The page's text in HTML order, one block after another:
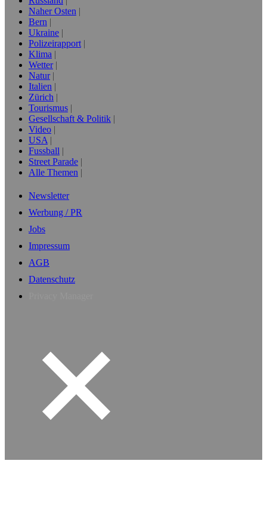
Naher Osten
Bern
Ukraine
Polizeirapport
Klima
Wetter
Natur
Italien
Zürich
Tourismus
Gesellschaft & Politik
Video
USA
Fussball
Street Parade
Alle Themen
Newsletter
Werbung / PR
Jobs
Impressum
AGB
Datenschutz